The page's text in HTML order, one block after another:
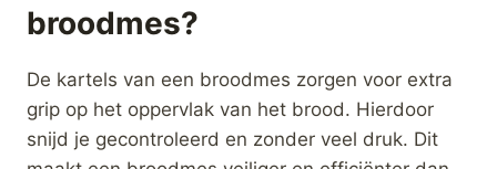
broodmes?
De kartels van een broodmes zorgen voor extra
grip op het oppervlak van het brood. Hierdoor
snijd je gecontroleerd en zonder veel druk. Dit